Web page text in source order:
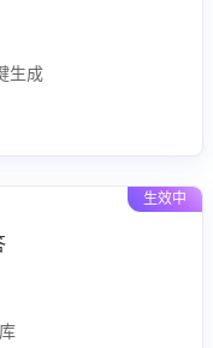
生成
生效中